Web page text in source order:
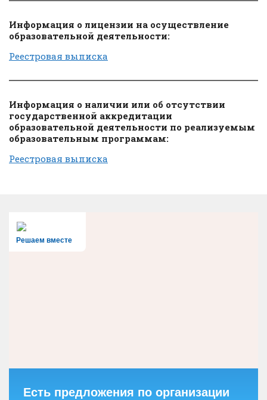
Информация о лицензии на осуществление
образовательной деятельности:
Реестровая выписка
Информация о наличии или об отсутствии
государственной аккредитации
образовательной деятельности по реализуемым
образовательным программам:
Реестровая выписка
Решаем вместе
Есть предложения по организации